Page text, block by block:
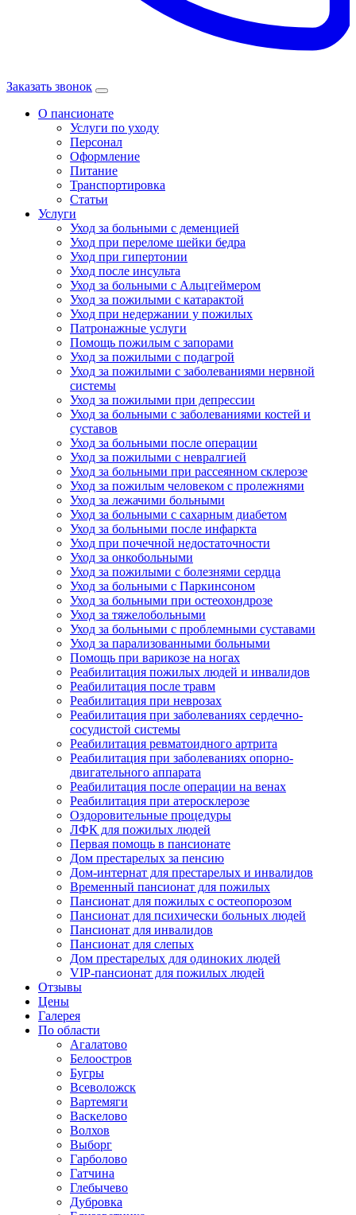
Заказать звонок
О пансионате
Услуги по уходу
Персонал
Оформление
Питание
Транспортировка
Статьи
Услуги
Уход за больными с деменцией
Уход при переломе шейки бедра
Уход при гипертонии
Уход после инсульта
Уход за больными с Альцгеймером
Уход за пожилыми с катарактой
Уход при недержании у пожилых
Патронажные услуги
Помощь пожилым с запорами
Уход за пожилыми с подагрой
Уход за пожилыми с заболеваниями нервной
системы
Уход за пожилыми при депрессии
Уход за больными с заболеваниями костей и
суставов
Уход за больными после операции
Уход за пожилыми с невралгией
Уход за больными при рассеянном склерозе
Уход за пожилым человеком с пролежнями
Уход за лежачими больными
Уход за больными с сахарным диабетом
Уход за больными после инфаркта
Уход при почечной недостаточности
Уход за онкобольными
Уход за пожилыми с болезнями сердца
Уход за больными с Паркинсоном
Уход за больными при остеохондрозе
Уход за тяжелобольными
Уход за больными с проблемными суставами
Уход за парализованными больными
Помощь при варикозе на ногах
Реабилитация пожилых людей и инвалидов
Реабилитация после травм
Реабилитация при неврозах
Реабилитация при заболеваниях сердечно-
сосудистой системы
Реабилитация ревматоидного артрита
Реабилитация при заболеваниях опорно-
двигательного аппарата
Реабилитация после операции на венах
Реабилитация при атеросклерозе
Оздоровительные процедуры
ЛФК для пожилых людей
Первая помощь в пансионате
Дом престарелых за пенсию
Дом-интернат для престарелых и инвалидов
Временный пансионат для пожилых
Пансионат для пожилых с остеопорозом
Пансионат для психически больных людей
Пансионат для инвалидов
Пансионат для слепых
Дом престарелых для одиноких людей
VIP-пансионат для пожилых людей
Отзывы
Цены
Галерея
По области
Агалатово
Белоостров
Бугры
Всеволожск
Вартемяги
Васкелово
Волхов
Выборг
Гарболово
Гатчина
Глебычево
Дубровка